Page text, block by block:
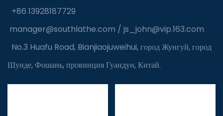
+86 13928187729
manager@southlathe.com / js_john@vip.163.com
No.3 Huafu Road, Bianjiaojuweihui, город Жунгуй, город
Шунде, Фошань, провинция Гуандун, Китай.